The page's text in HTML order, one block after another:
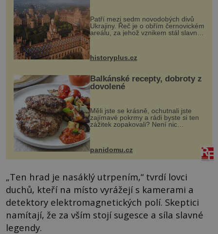
Patří mezi sedm novodobých divů
Ukrajiny. Řeč je o obřím černovickém
areálu, za jehož vznikem stál slavný
český architekt Josef Hlávka. Ten si
na něm dal mimořádně záležet. Jeho
stavební plány by při ...
historyplus.cz
Balkánské recepty, dobroty z
dovolené
Měli jste se krásně, ochutnali jste
zajímavé pokrmy a rádi byste si ten
zážitek zopakovali? Není nic
snazšího. Pljeskavica (10 porcí)
Možná jste ji ochutnali na dovolené v
panidomu.cz
„Ten hrad je nasáklý utrpením,“ tvrdí lovci
duchů, kteří na místo vyrážejí s kamerami a
detektory elektromagnetických polí. Skeptici
namítají, že za vším stojí sugesce a síla slavné
legendy.